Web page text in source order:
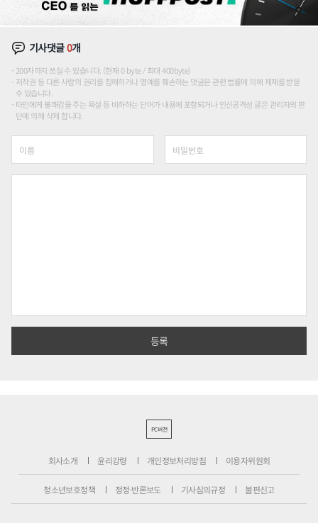
기사댓글0개
200자까지 쓰실 수 있습니다. (현재 0 byte / 최대 400byte)
저작권 등 다른 사람의 권리를 침해하거나 명예를 훼손하는 댓글은 관련 법률에 의해 제재를 받을
수 있습니다.
타인에게 불쾌감을 주는 욕설 등 비하하는 단어가 내용에 포함되거나 인신공격성 글은 관리자의 판
단에 의해 삭제 합니다.
PC버전
회사소개 윤리강령 개인정보처리방침 이용자위원회
청소년보호정책 정정·반론보도 기사심의규정 불편신고